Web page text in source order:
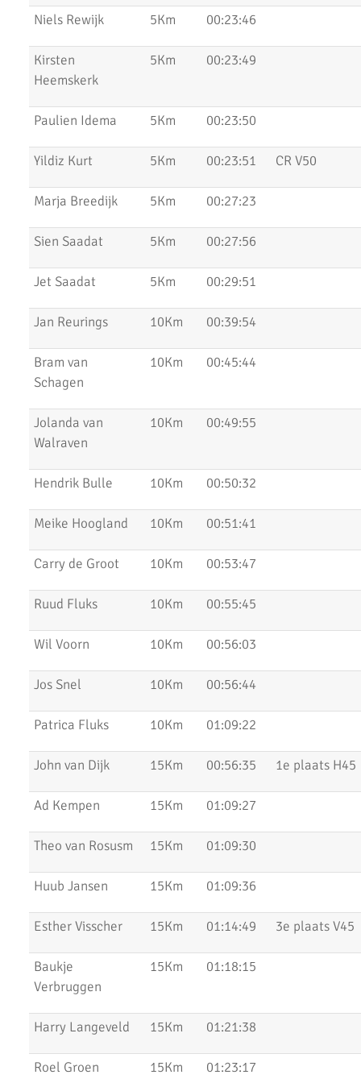
Uitslagen Weekend 09 April 2022
Uitslagen Weekend 2 April 2022
Uitslagen Weekend 27 Maart 2022
Uitslagen Weekend 20 Maart 2022
AKU lopers beginnen wedstrijden weer te vinden
Uitslagen 21 November 2021
6 nieuwe club records op 1 avond
Uitslagen 3000m & 5000m Test
Uitslagen 12 Minuten Test (Februari 2021)
Marathon van Uithoorn 2020
AKU 10K Tijdloop
AKU Kipchoge Challenge 2020
Uitslagen 1 maart 2020
Uitslagen Bosdijkloop 2020
Uitslagen Midwinter Marathon Apeldoorn 2020
Uitslagen Weekend 17 Januari 2020
NN Halve Marathon van Egmond 2020
Nieuwjaarsloop Leiden, Z&Z-circuit
Pepernoten Run 2019
Uitslagen Weekend 15 November 2019
Zilveren Turfloop 2019
Uitslagen 30e RunX Haarlem Cross Circuit
Lopersweeked 2019
Uitslagen Weekend 11 Oktober 2019
Dam tot Damloop 2019
Niels Rewijk 5Km 00:23:46
Kirsten
Heemskerk
5Km 00:23:49
Paulien Idema 5Km 00:23:50
Yildiz Kurt 5Km 00:23:51 CR V50
Marja Breedijk 5Km 00:27:23
Sien Saadat 5Km 00:27:56
Jet Saadat 5Km 00:29:51
Jan Reurings 10Km 00:39:54
Bram van
Schagen
10Km 00:45:44
Jolanda van
Walraven
10Km 00:49:55
Hendrik Bulle 10Km 00:50:32
Meike Hoogland 10Km 00:51:41
Carry de Groot 10Km 00:53:47
Ruud Fluks 10Km 00:55:45
Wil Voorn 10Km 00:56:03
Jos Snel 10Km 00:56:44
Patrica Fluks 10Km 01:09:22
John van Dijk 15Km 00:56:35 1e plaats H45
Ad Kempen 15Km 01:09:27
Theo van Rosusm 15Km 01:09:30
Huub Jansen 15Km 01:09:36
Esther Visscher 15Km 01:14:49 3e plaats V45
Baukje
Verbruggen
15Km 01:18:15
Harry Langeveld 15Km 01:21:38
Roel Groen 15Km 01:23:17